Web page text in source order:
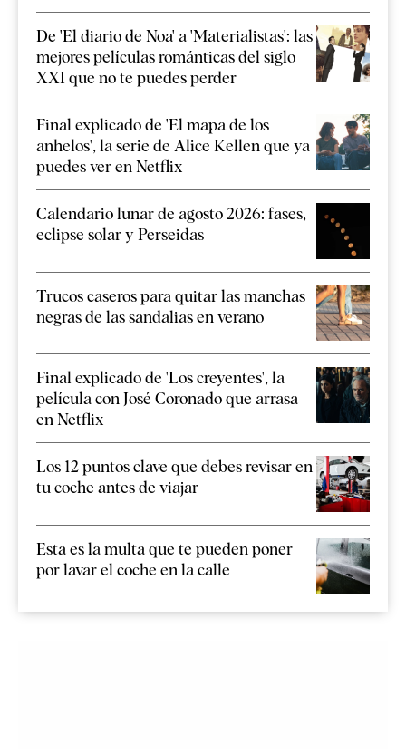
De 'El diario de Noa' a 'Materialistas': las
mejores películas románticas del siglo
XXI que no te puedes perder
Final explicado de 'El mapa de los
anhelos', la serie de Alice Kellen que ya
puedes ver en Netflix
Calendario lunar de agosto 2026: fases,
eclipse solar y Perseidas
Trucos caseros para quitar las manchas
negras de las sandalias en verano
Final explicado de 'Los creyentes', la
película con José Coronado que arrasa
en Netflix
Los 12 puntos clave que debes revisar en
tu coche antes de viajar
Esta es la multa que te pueden poner
por lavar el coche en la calle